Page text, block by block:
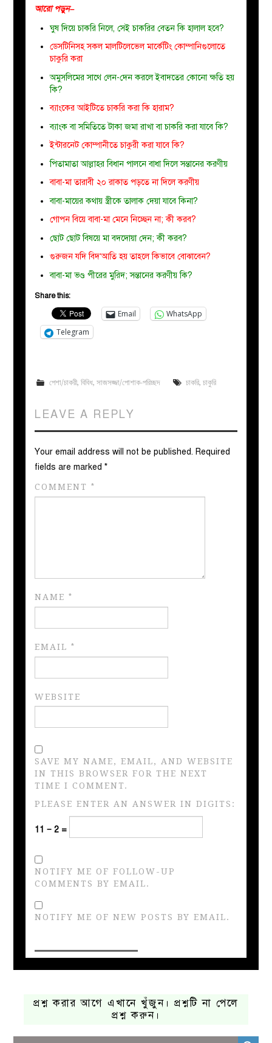
আরো পড়ুন–
ঘুষ দিয়ে চাকরি নিলে, সেই চাকরির বেতন কি হালাল হবে?
ডেসটিনিসহ সকল মালটিলেভেল মার্কেটিং কোম্পানিগুলোতে
চাকুরি করা
অমুসলিমের সাথে লেন-দেন করলে ইবাদতের কোনো ক্ষতি হয়
কি?
ব্যাংকের আইটিতে চাকরি করা কি হারাম?
ব্যাংক বা সমিতিতে টাকা জমা রাখা বা চাকরি করা যাবে কি?
ইন্টারনেট কোম্পানীতে চাকুরী করা যাবে কি?
পিতামাতা আল্লাহর বিধান পালনে বাধা দিলে সন্তানের করণীয়
বাবা-মা তারাবী ২০ রাকাত পড়তে না দিলে করণীয়
বাবা-মায়ের কথায় স্ত্রীকে তালাক দেয়া যাবে কিনা?
গোপন বিয়ে বাবা-মা মেনে নিচ্ছেন না; কী করব?
ছোট ছোট বিষয়ে মা বদদোয়া দেন; কী করব?
গুরুজন যদি বিদ‘আতি হয় তাহলে কিভাবে বোঝাবেন?
বাবা-মা ভণ্ড পীরের মুরিদ; সন্তানের করণীয় কি?
Share this:
Email
WhatsApp
Telegram
পেশা/চাকরী, বিবিধ, সাজসজ্জা/পোশাক-পরিচ্ছদ চাকরি, চাকুরি
LEAVE A REPLY
Your email address will not be published. Required
fields are marked*
COMMENT*
NAME*
EMAIL*
WEBSITE
SAVE MY NAME, EMAIL, AND WEBSITE
IN THIS BROWSER FOR THE NEXT
TIME I COMMENT.
PLEASE ENTER AN ANSWER IN DIGITS:
11 − 2 =
NOTIFY ME OF FOLLOW-UP
COMMENTS BY EMAIL.
NOTIFY ME OF NEW POSTS BY EMAIL.
প্রশ্ন করার আগে এখানে খুঁজুন। প্রশ্নটি না পেলে
প্রশ্ন করুন।